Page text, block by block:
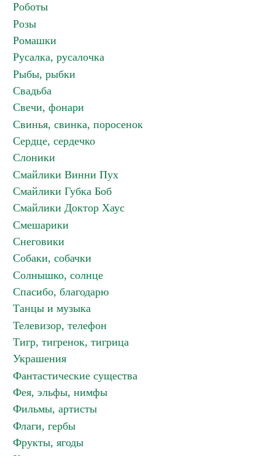
Роботы
Розы
Ромашки
Русалка, русалочка
Рыбы, рыбки
Свадьба
Свечи, фонари
Свинья, свинка, поросенок
Сердце, сердечко
Слоники
Смайлики Винни Пух
Смайлики Губка Боб
Смайлики Доктор Хаус
Смешарики
Снеговики
Собаки, собачки
Солнышко, солнце
Спасибо, благодарю
Танцы и музыка
Телевизор, телефон
Тигр, тигренок, тигрица
Украшения
Фантастические существа
Фея, эльфы, нимфы
Фильмы, артисты
Флаги, гербы
Фрукты, ягоды